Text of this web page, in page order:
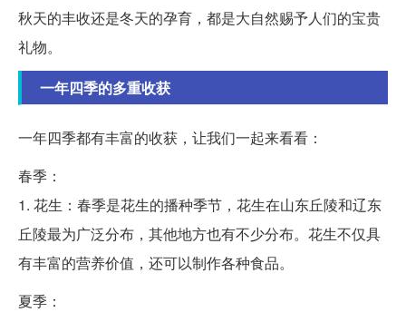
秋天的丰收还是冬天的孕育，都是大自然赐予人们的宝贵
礼物。
一年四季的多重收获
一年四季都有丰富的收获，让我们一起来看看：
春季：
1. 花生：春季是花生的播种季节，花生在山东丘陵和辽东
丘陵最为广泛分布，其他地方也有不少分布。花生不仅具
有丰富的营养价值，还可以制作各种食品。
夏季：